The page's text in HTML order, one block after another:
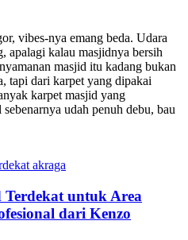
vibes-nya emang beda. Udara
apalagi kalau masjidnya bersih
masjid itu kadang bukan
tapi dari karpet yang dipakai
karpet masjid yang
udah penuh debu, bau
untuk Area
dari Kenzo